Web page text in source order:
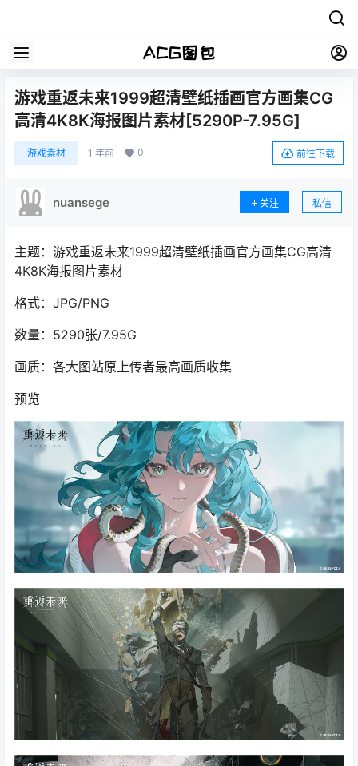
游戏重返未来1999超清壁纸插画官方画集CG
高清4K8K海报图片素材[5290P-7.95G]
游戏素材 1 年前 0 前往下载
nuansege 关注 私信
主题：游戏重返未来1999超清壁纸插画官方画集CG高清
4K8K海报图片素材
格式：JPG/PNG
数量：5290张/7.95G
画质：各大图站原上传者最高画质收集
预览